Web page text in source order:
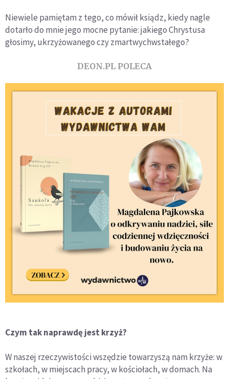
Niewiele pamiętam z tego, co mówił ksiądz, kiedy nagle
dotarło do mnie jego mocne pytanie: jakiego Chrystusa
głosimy, ukrzyżowanego czy zmartwychwstałego?
DEON.PL POLECA
Czym tak naprawdę jest krzyż?
W naszej rzeczywistości wszędzie towarzyszą nam krzyże: w
szkołach, w miejscach pracy, w kościołach, w domach. Na